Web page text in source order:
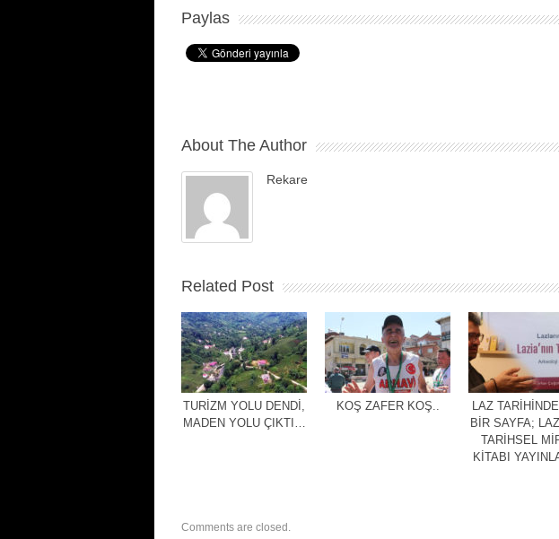
Paylas
About The Author
Rekare
Related Post
TURİZM YOLU DENDİ,
MADEN YOLU ÇIKTI…
KOŞ ZAFER KOŞ..
LAZ
BİR SAYFA;
TARİHSEL
KİTABI
Comments are closed.